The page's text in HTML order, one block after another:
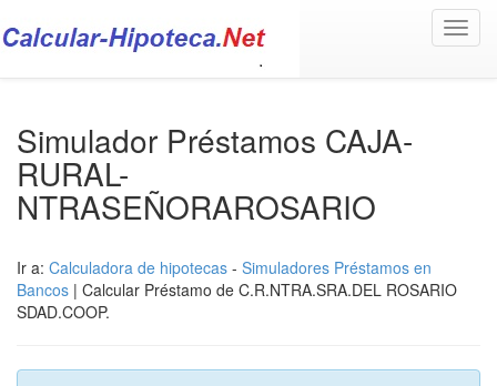
Simulador Préstamos CAJA-
RURAL-
NTRASEÑORAROSARIO
Ir a: Calculadora de hipotecas - Simuladores Préstamos en
Bancos | Calcular Préstamo de C.R.NTRA.SRA.DEL ROSARIO
SDAD.COOP.